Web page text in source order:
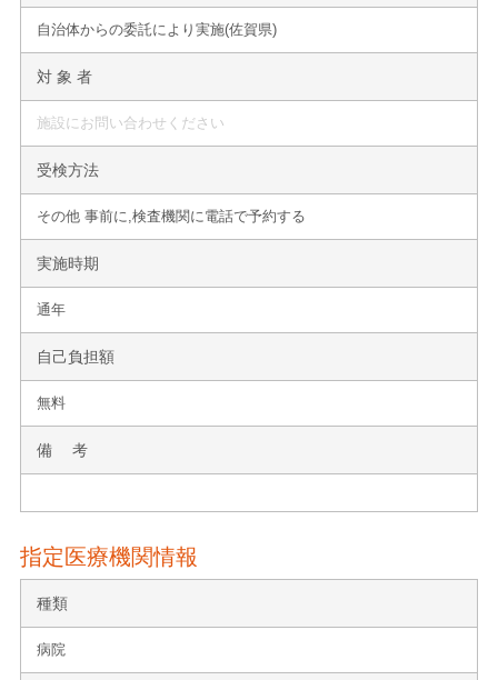
自治体からの委託により実施(佐賀県)
対 象 者
施設にお問い合わせください
受検方法
その他 事前に,検査機関に電話で予約する
実施時期
通年
自己負担額
無料
備 考
指定医療機関情報
種類
病院